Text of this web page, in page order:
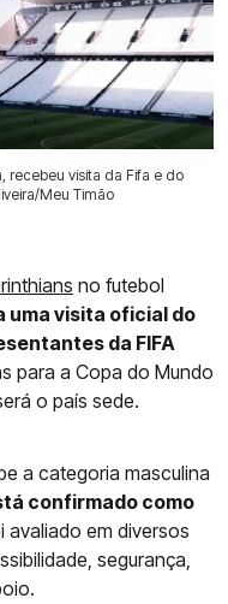
recebeu visita da Fifa e do
Meu Timão
no futebol
uma visita oficial do
da FIFA
para a Copa do Mundo
o país sede.
a categoria masculina
confirmado como
avaliado em diversos
segurança,